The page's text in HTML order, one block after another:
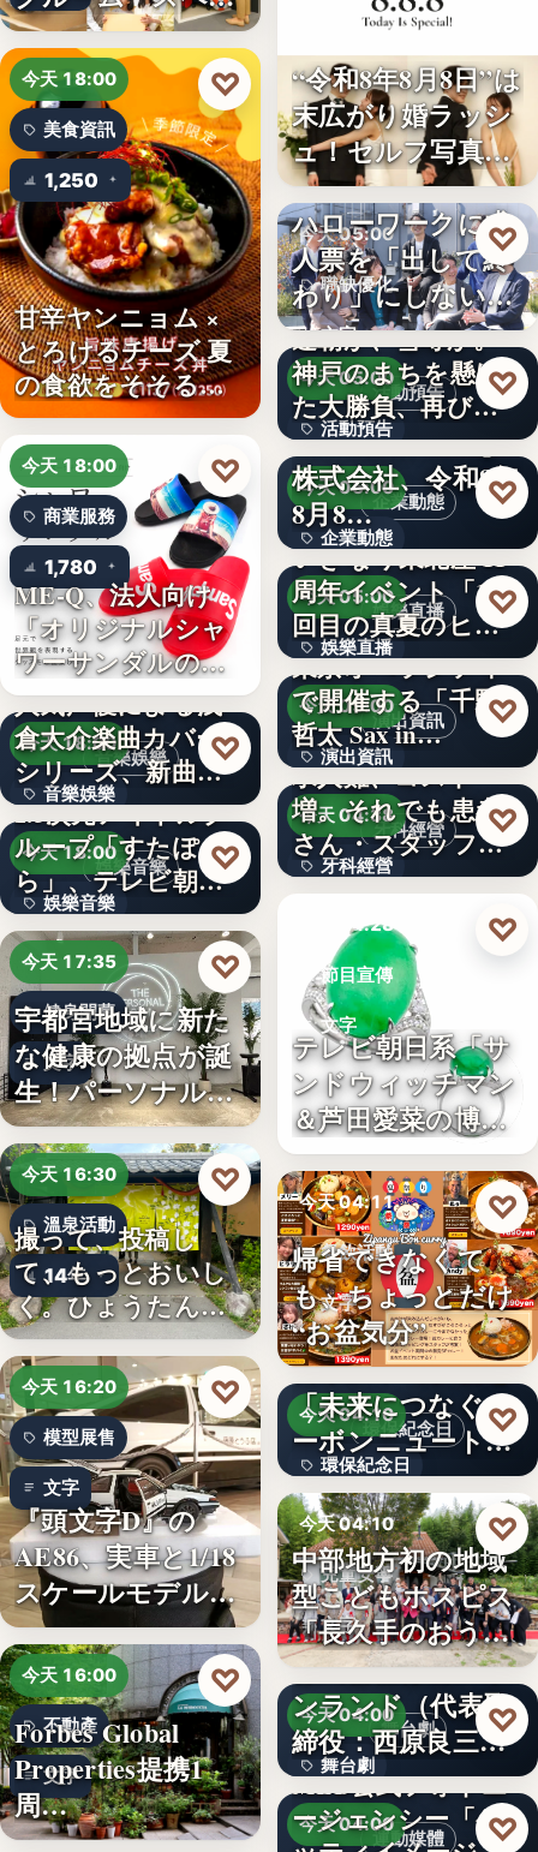
ボ東武宇…
今天 18:00
美食資訊
1,250
甘辛ヤンニョム ×
とろけるチーズ 夏
の食欲をそそる
“旨…
♡
今天 18:00
商業服務
1,780
ME-Q、法人向け
「オリジナルシャ
ワーサンダルの
OEM制…
♡
音樂娛樂
今天 18:00
音樂娛樂
1位
人気声優による浅
倉大介楽曲カバー
シリーズ、新曲が
配信チャ…
♡
娛樂音樂
今天 18:00
娛樂音樂
4
2.5次元アイドルグ
ループ「すたぽ
ら」、テレビ朝日
系全国…
♡
今天 17:35
健身開幕
文字
宇都宮地域に新た
な健康の拠点が誕
生！パーソナルジ
ム「…
♡
今天 16:30
溫泉活動
14年
撮って、投稿し
て、もっとおいし
く。ひょうたん温
泉、お盆の…
♡
今天 16:20
模型展售
文字
『頭文字D』の
AE86、実車と1/18
スケールモデルが
「…
♡
今天 16:00
不動產
文字
Forbes Global
Properties提携1
周…
♡
“令和8年8月8日”は
末広がり婚ラッシ
ュ！セルフ写真館
「…
今天 05:00
職缺優化
文字
ハローワークに求
人票を「出して終
わり」にしない。
求人票・…
♡
活動預告
今天 05:00
活動預告
300人
連覇か、雪辱か。
神戸のまちを懸け
た大勝負、再び！
…
♡
企業動態
今天 05:00
企業動態
文字
Internnect Group
株式会社、令和8年
8月8…
♡
娛樂直播
今天 05:00
娛樂直播
11
いぎなり東北産 11
周年イベント「11
回目の真夏のヒロ
イ…
♡
演出資訊
今天 05:00
演出資訊
3
東京オペラシティ
で開催する「千野
哲太 Sax in…
♡
牙科經營
今天 04:38
牙科經營
求人難、コスト
増。それでも患者
さん・スタッフ・
院長を豊か…
♡
今天 04:28
節目宣傳
文字
テレビ朝日系「サ
ンドウィッチマン
＆芦田愛菜の博士
ちゃん」…
♡
今天 04:11
餐飲活動
文字
帰省できなくて
も、ちょっとだけ
“お盆気分”
♡
環保紀念日
今天 04:10
環保紀念日
文字
日本JC、9月3日を
「未来につなぐカ
ーボンニュートラ
ルの…
♡
今天 04:10
兒童安寧
文字
中部地方初の地域
型こどもホスピス
「長久手のおう
ち」が愛知…
♡
舞台劇
今天 04:00
舞台劇
文字
株式会社青山メイ
ンランド（代表取
締役：西原良三）
特別協賛…
♡
運動媒體
今天 04:00
MLB公式フォトエ
ージェンシー「ゲ♡